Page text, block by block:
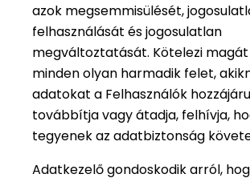
azok megsemmisülését,
felhasználását és jogosulatlan
megváltoztatását. Kötelezi magát
minden olyan harmadik felet,
adatokat a Felhasználók
továbbítja vagy átadja, felhívja,
tegyenek az adatbiztonság
Adatkezelő gondoskodik arról,